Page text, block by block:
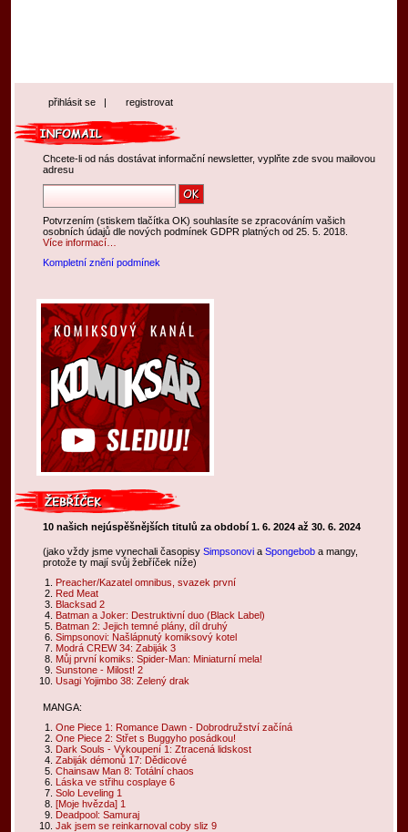
přihlásit se | registrovat
Chcete-li od nás dostávat informační newsletter, vyplňte zde svou mailovou
adresu
Potvrzením (stiskem tlačítka OK) souhlasíte se zpracováním vašich
osobních údajů dle nových podmínek GDPR platných od 25. 5. 2018.
Více informací…
Kompletní znění podmínek
10 našich nejúspěšnějších titulů za období 1. 6. 2024 až 30. 6. 2024
(jako vždy jsme vynechali časopisySimpsonovi aSpongebob a mangy,
protože ty mají svůj žebříček níže)
Preacher/Kazatel omnibus, svazek první
Red Meat
Blacksad 2
Batman a Joker: Destruktivní duo (Black Label)
Batman 2: Jejich temné plány, díl druhý
Simpsonovi: Našlápnutý komiksový kotel
Modrá CREW 34: Zabiják 3
Můj první komiks: Spider-Man: Miniaturní mela!
Sunstone - Milost! 2
Usagi Yojimbo 38: Zelený drak
MANGA:
One Piece 1: Romance Dawn - Dobrodružství začíná
One Piece 2: Střet s Buggyho posádkou!
Dark Souls - Vykoupení 1: Ztracená lidskost
Zabiják démonů 17: Dědicové
Chainsaw Man 8: Totální chaos
Láska ve střihu cosplaye 6
Solo Leveling 1
[Moje hvězda] 1
Deadpool: Samuraj
Jak jsem se reinkarnoval coby sliz 9